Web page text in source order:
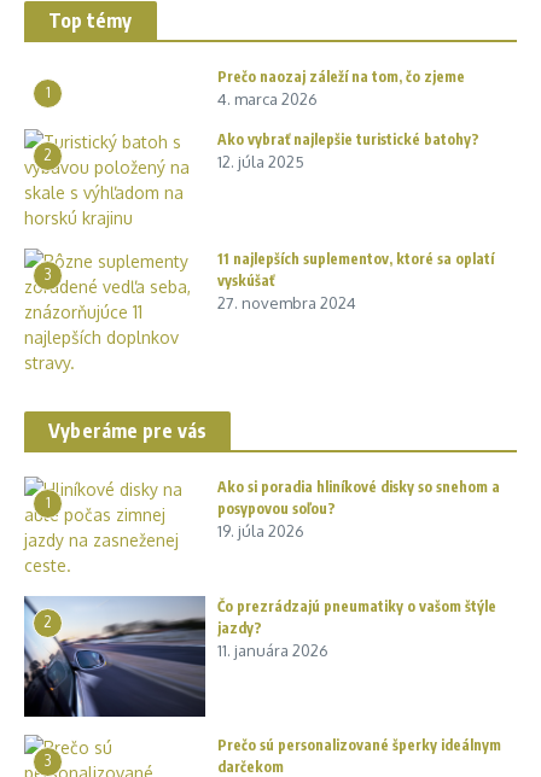
Top témy
1
Prečo naozaj záleží na tom, čo zjeme
4. marca 2026
2
Ako vybrať najlepšie turistické batohy?
12. júla 2025
3
11 najlepších suplementov, ktoré sa oplatí
vyskúšať
27. novembra 2024
Vyberáme pre vás
1
Ako si poradia hliníkové disky so snehom a
posypovou soľou?
19. júla 2026
2
Čo prezrádzajú pneumatiky o vašom štýle
jazdy?
11. januára 2026
3
Prečo sú personalizované šperky ideálnym
darčekom